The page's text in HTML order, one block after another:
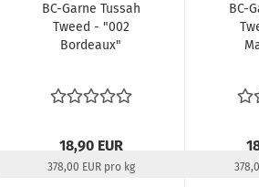
BC-Garne Tussah
Tweed - "002
Bordeaux"
18,90 EUR
378,00 EUR pro kg
BC-